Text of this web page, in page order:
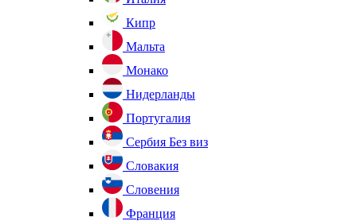
Кипр
Мальта
Монако
Нидерланды
Португалия
Сербия Без виз
Словакия
Словения
Франция